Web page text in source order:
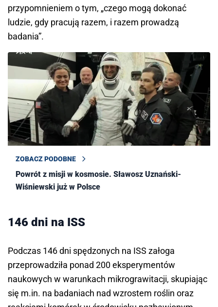
przypomnieniem o tym, „czego mogą dokonać
ludzie, gdy pracują razem, i razem prowadzą
badania”.
ZOBACZ PODOBNE
Powrót z misji w kosmosie. Sławosz Uznański-
Wiśniewski już w Polsce
146 dni na ISS
Podczas 146 dni spędzonych na ISS załoga
przeprowadziła ponad 200 eksperymentów
naukowych w warunkach mikrograwitacji, skupiając
się m.in. na badaniach nad wzrostem roślin oraz